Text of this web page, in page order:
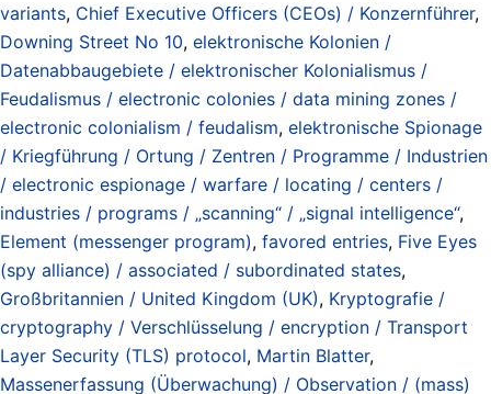
variants, Chief Executive Officers (CEOs) / Konzernführer,
Downing Street No 10, elektronische Kolonien /
Datenabbaugebiete / elektronischer Kolonialismus /
Feudalismus / electronic colonies / data mining zones /
electronic colonialism / feudalism, elektronische Spionage
/ Kriegführung / Ortung / Zentren / Programme / Industrien
/ electronic espionage / warfare / locating / centers /
industries / programs / „scanning“ / „signal intelligence“,
Element (messenger program), favored entries, Five Eyes
(spy alliance) / associated / subordinated states,
Großbritannien / United Kingdom (UK), Kryptografie /
cryptography / Verschlüsselung / encryption / Transport
Layer Security (TLS) protocol, Martin Blatter,
Massenerfassung (Überwachung) / Observation / (mass)